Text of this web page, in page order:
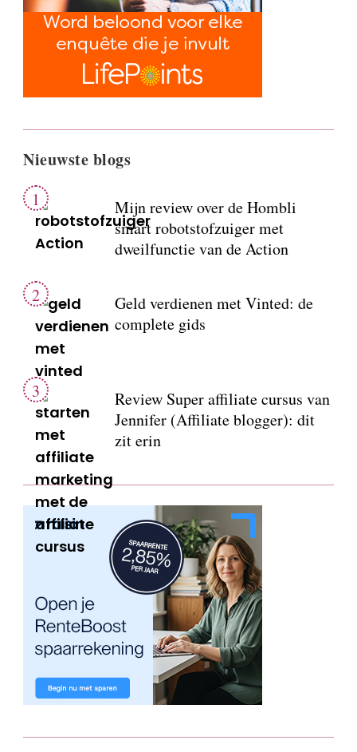
Nieuwste blogs
Mijn review over de Hombli
smart robotstofzuiger met
dweilfunctie van de Action
Geld verdienen met Vinted: de
complete gids
Review Super affiliate cursus van
Jennifer (Affiliate blogger): dit
zit erin